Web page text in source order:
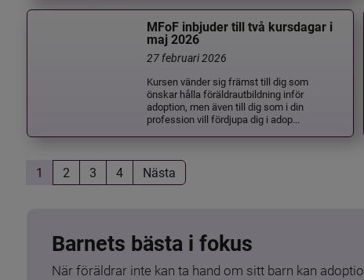
MFoF inbjuder till två kursdagar i
maj 2026
27 februari 2026
Kursen vänder sig främst till dig som
önskar hålla föräldrautbildning inför
adoption, men även till dig som i din
profession vill fördjupa dig i adop...
1 2 3 4 Nästa
Barnets bästa i fokus
När föräldrar inte kan ta hand om sitt barn kan